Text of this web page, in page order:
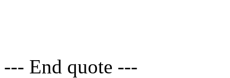
--- End quote ---